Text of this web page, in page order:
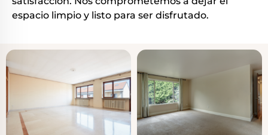
espacio limpio y listo para ser disfrutado.